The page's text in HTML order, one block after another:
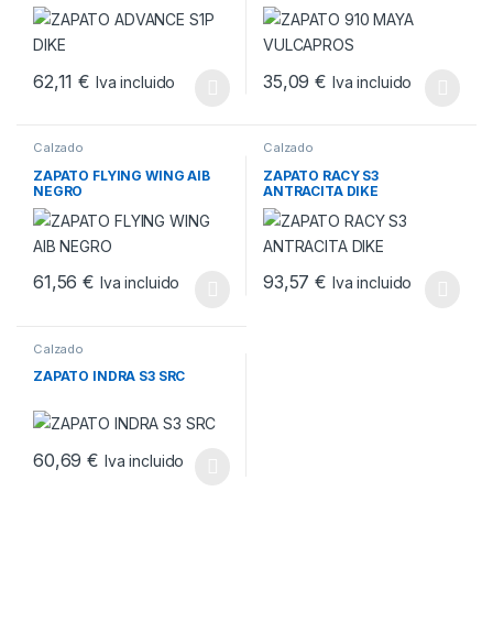
62,11€ Iva incluido
35,09€ Iva incluido
Calzado
ZAPATO FLYING WING AIB
NEGRO
61,56€ Iva incluido
Calzado
ZAPATO RACY S3
ANTRACITA DIKE
93,57€ Iva incluido
Calzado
ZAPATO INDRA S3 SRC
60,69€ Iva incluido